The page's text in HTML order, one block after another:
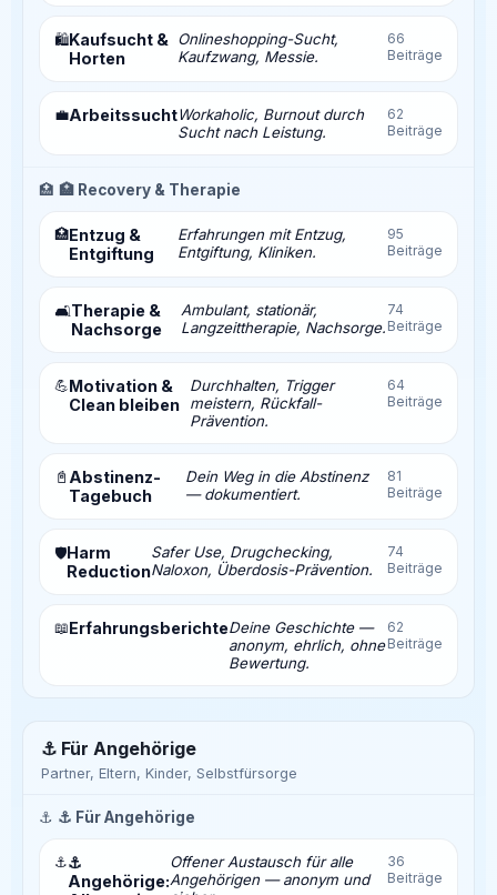
🛍️Kaufsucht &
Horten
Onlineshopping-Sucht,
Kaufzwang, Messie.
66
Beiträge
💼ArbeitssuchtWorkaholic, Burnout durch
Sucht nach Leistung.
62
Beiträge
🏥 🏥 Recovery & Therapie
🏥Entzug &
Entgiftung
Erfahrungen mit Entzug,
Entgiftung, Kliniken.
95
Beiträge
🛋️Therapie &
Nachsorge
Ambulant, stationär,
Langzeittherapie, Nachsorge.
74
Beiträge
💪Motivation &
Clean bleiben
Durchhalten, Trigger
meistern, Rückfall-
Prävention.
64
Beiträge
📓 Abstinenz-
Tagebuch
Dein Weg in die Abstinenz
— dokumentiert.
81
Beiträge
🛡️Harm
Reduction
Safer Use, Drugchecking,
Naloxon, Überdosis-Prävention.
74
Beiträge
📖ErfahrungsberichteDeine Geschichte —
anonym, ehrlich, ohne
Bewertung.
62
Beiträge
⚓ Für Angehörige
Partner, Eltern, Kinder, Selbstfürsorge
⚓ ⚓ Für Angehörige
⚓⚓
Angehörige:
Offener Austausch für alle
Angehörigen — anonym und
36
Beiträge